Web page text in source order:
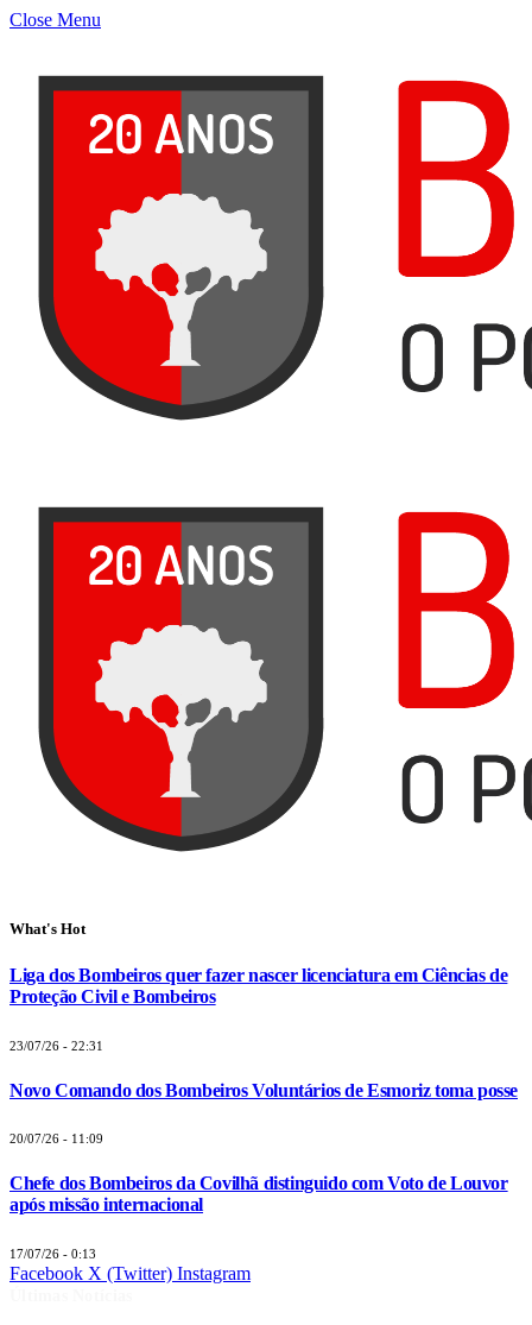
Close Menu
What's Hot
Liga dos Bombeiros quer fazer nascer licenciatura em Ciências de
Proteção Civil e Bombeiros
23/07/26 - 22:31
Novo Comando dos Bombeiros Voluntários de Esmoriz toma posse
20/07/26 - 11:09
Chefe dos Bombeiros da Covilhã distinguido com Voto de Louvor
após missão internacional
17/07/26 - 0:13
Facebook X (Twitter) Instagram